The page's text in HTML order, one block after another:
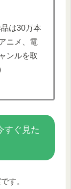
は30万本
ニメ、電
ンルを取
すぐ見た
す。